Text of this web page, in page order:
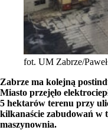
fot. UM Zabrze/
Zabrze ma kolejną
Miasto przejęło
5 hektarów terenu przy
kilkanaście zabudowań w
maszynownia.